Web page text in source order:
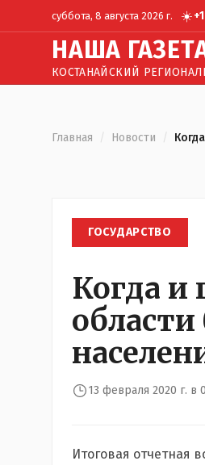
суббота, 8 августа 2026 г. ☀️+
НАША Г
КОСТАНАЙСКИЙ
Главная / Новости /
ГОСУДАРСТВО
Когда и
13 февраля 2020 г. в
Итоговая отчетная